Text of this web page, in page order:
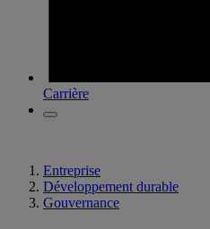
Carrière
Entreprise
Développement durable
Gouvernance